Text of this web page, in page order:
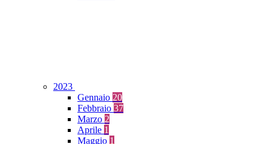
2023
Gennaio 20
Febbraio 37
Marzo 2
Aprile 1
Maggio 1